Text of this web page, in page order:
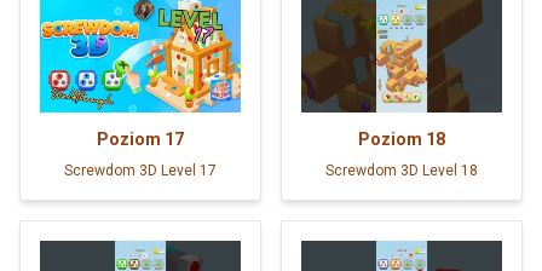
Poziom 17
Screwdom 3D Level 17
Poziom 18
Screwdom 3D Level 18